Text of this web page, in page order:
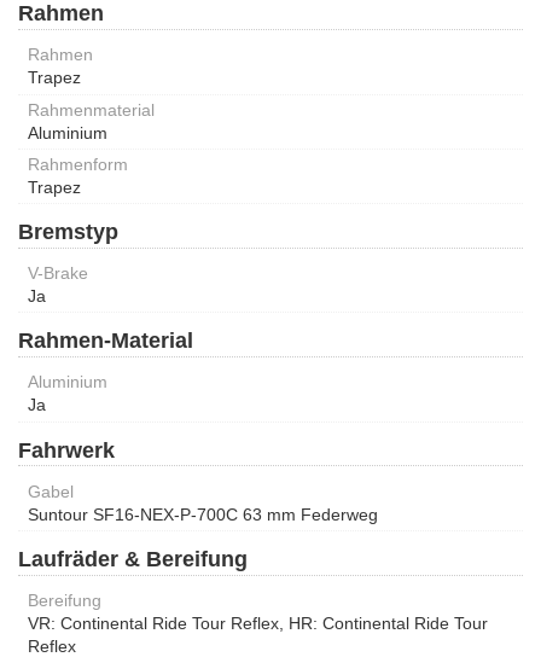
Rahmen
Rahmen
Trapez
Rahmenmaterial
Aluminium
Rahmenform
Trapez
Bremstyp
V-Brake
Ja
Rahmen-Material
Aluminium
Ja
Fahrwerk
Gabel
Suntour SF16-NEX-P-700C 63 mm Federweg
Laufräder & Bereifung
Bereifung
VR: Continental Ride Tour Reflex, HR: Continental Ride Tour
Reflex